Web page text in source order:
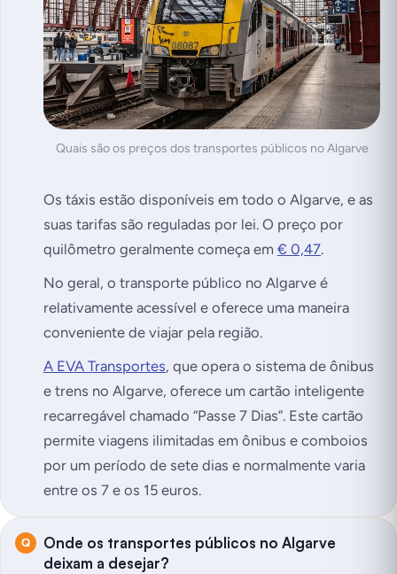
Quais são os preços dos transportes públicos no Algarve
Os táxis estão disponíveis em todo o Algarve, e as
suas tarifas são reguladas por lei. O preço por
quilômetro geralmente começa em € 0,47.
No geral, o transporte público no Algarve é
relativamente acessível e oferece uma maneira
conveniente de viajar pela região.
A EVA Transportes, que opera o sistema de ônibus
e trens no Algarve, oferece um cartão inteligente
recarregável chamado “Passe 7 Dias”. Este cartão
permite viagens ilimitadas em ônibus e comboios
por um período de sete dias e normalmente varia
entre os 7 e os 15 euros.
Onde os transportes públicos no Algarve
deixam a desejar?